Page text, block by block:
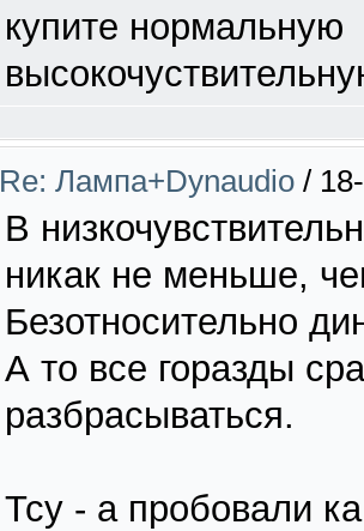
купите нормальную
Re: Лампа+Dynaudio /
В
никак не меньше,
Безотносительно
А то все горазды
разбрасываться.
Тсу - а пробовали